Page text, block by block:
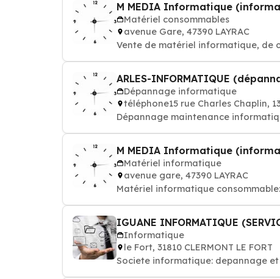
M MEDIA Informatique
Matériel consommables
avenue Gare, 47390 LAYRAC
Vente de matériel informatique, de
ARLES-INFORMATIQUE
Dépannage informatique
téléphone15 rue Charles Chaplin,
Dépannage maintenance
M MEDIA Informatique
Matériel informatique
avenue gare, 47390 LAYRAC
Matériel informatique
IGUANE INFORMATIQUE
Informatique
le Fort, 31810 CLERMONT LE FORT
Societe informatique: depannage